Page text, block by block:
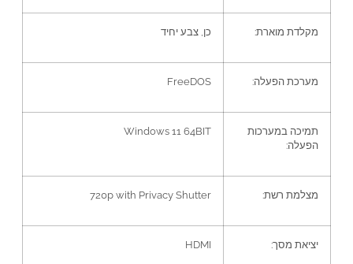
מקלדת מוארת: כן צבע יחיד
מערכת הפעלה:
FreeDOS
תמיכה במערכות
הפעלה:
Windows 11 64BIT
מצלמת רשת:
720p with Privacy Shutter
יציאת מסך:
HDMI